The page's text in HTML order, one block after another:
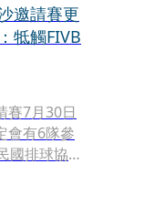
邀請賽更
牴觸FIVB
賽7月30日
會有6隊參
國排球協會